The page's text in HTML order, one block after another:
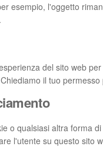
esempio, l'oggetto
del sito web
il tuo
o qualsiasi altra forma
l'utente su questo sito